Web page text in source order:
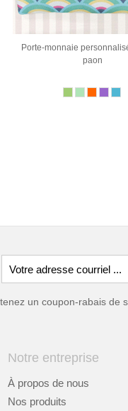
Porte-monnaie
paon
un coupon-rabais de
Notre entreprise
À propos de nous
Nos produits